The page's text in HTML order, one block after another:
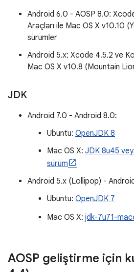
Android 6.0 - AOSP 8.0:
Araçları ile Mac OS X v10.10
sürümler
Android 5.x: Xcode 4.5.2 ve
Mac OS X v10.8 (Mountain
JDK
Android 7.0 - Android 8.0:
Ubuntu: OpenJDK 8
Mac OS X: JDK 8u45
sürüm
Android 5.x (Lollipop) -
Ubuntu: OpenJDK 7
Mac OS X: jdk-7u71-
AOSP geliştirme için